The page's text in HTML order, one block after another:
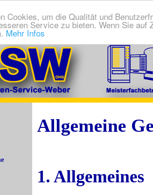
Cookies, um die Qualität und
Service zu bieten. Wenn Sie
Mehr Infos
Allgemeine
1. Allgemeines